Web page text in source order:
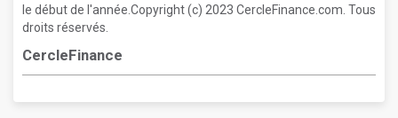
le début de l'année.Copyright (c) 2023 CercleFinance.com. Tous
droits réservés.
CercleFinance